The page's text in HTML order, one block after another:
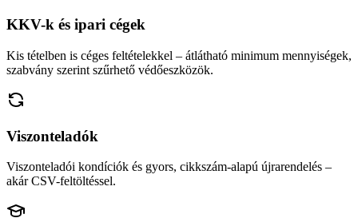
KKV-k és ipari cégek
Kis tételben is céges feltételekkel – átlátható minimum mennyiségek,
szabvány szerint szűrhető védőeszközök.
Viszonteladók
Viszonteladói kondíciók és gyors, cikkszám-alapú újrarendelés –
akár CSV-feltöltéssel.